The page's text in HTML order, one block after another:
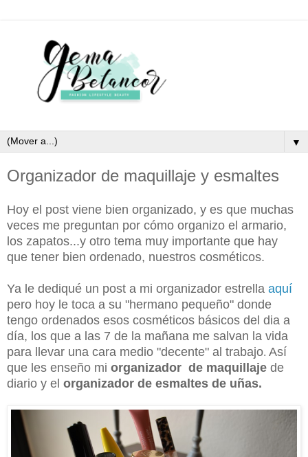
▼
Organizador de maquillaje y esmaltes
Hoy el post viene bien organizado, y es que muchas
veces me preguntan por cómo organizo el armario,
los zapatos...y otro tema muy importante que hay
que tener bien ordenado, nuestros cosméticos.
Ya le dediqué un post a mi organizador estrella aquí
pero hoy le toca a su "hermano pequeño" donde
tengo ordenados esos cosméticos básicos del dia a
día, los que a las 7 de la mañana me salvan la vida
para llevar una cara medio "decente" al trabajo. Así
que les enseño mi organizador de maquillaje de
diario y el organizador de esmaltes de uñas.